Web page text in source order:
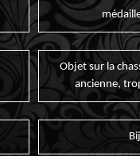
Objet sur la
ancienne,